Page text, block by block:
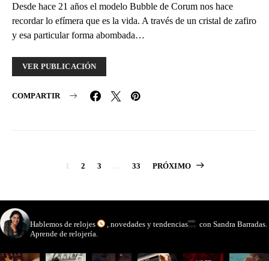
Desde hace 21 años el modelo Bubble de Corum nos hace
recordar lo efímera que es la vida. A través de un cristal de zafiro
y esa particular forma abombada…
VER PUBLICACIÓN
COMPARTIR
Paginación
1 2 3 … 33 PRÓXIMO
Hablemos de relojes , novedades y tendencias
con Sandra Barradas.
Aprende de relojería.